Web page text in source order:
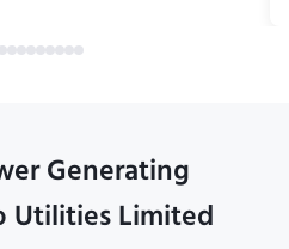
Generating
Utilities Limited